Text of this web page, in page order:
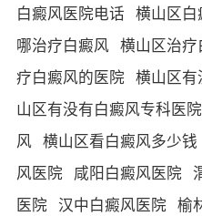
白癜风医院电话 横山区
哪治疗白癜风 横山区治
疗白癜风的医院 横山区
山区有没有白癜风专科医院
风 横山区看白癜风多少钱
风医院 咸阳白癜风医院
医院 汉中白癜风医院 榆